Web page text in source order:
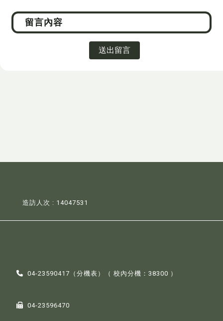
送出留言
造訪人次 : 14047531
04-23590417（分機表 ）（ 校內分機：38300 ）
04-23596470